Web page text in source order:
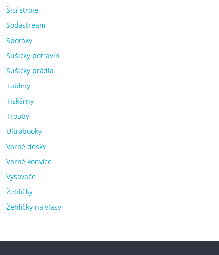
Šicí stroje
Sodastream
Sporáky
Sušičky potravin
Sušičky prádla
Tablety
Tiskárny
Trouby
Ultrabooky
Varné desky
Varné konvice
Vysavače
Žehličky
Žehličky na vlasy